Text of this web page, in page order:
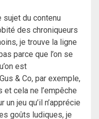
du contenu
des chroniqueurs
je trouve la ligne
parce que l’on se
est
& Co, par exemple,
cela ne l’empêche
jeu qu’il n’apprécie
goûts ludiques, je